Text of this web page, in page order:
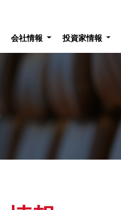
会社情報 投資家情報